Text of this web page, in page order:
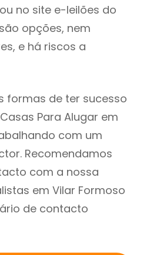
no site e-leilões do
opções, nem
e há riscos a
formas de ter sucesso
Para Alugar em
com um
Recomendamos
com a nossa
em Vilar Formoso
de contacto